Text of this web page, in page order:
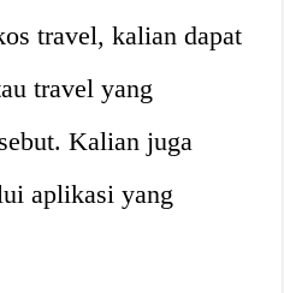
travel, kalian dapat
travel yang
Kalian juga
aplikasi yang